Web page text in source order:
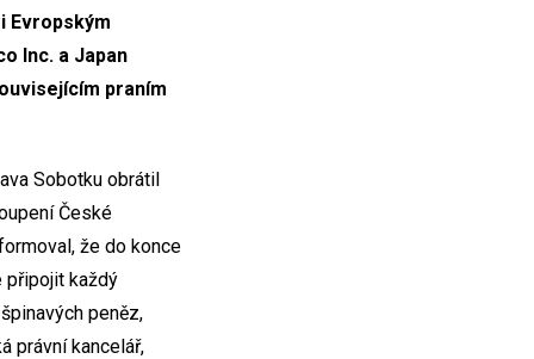
Evropským
Inc. a Japan
praním
Sobotku obrátil
České
že do konce
připojit každý
peněz,
právní kancelář,